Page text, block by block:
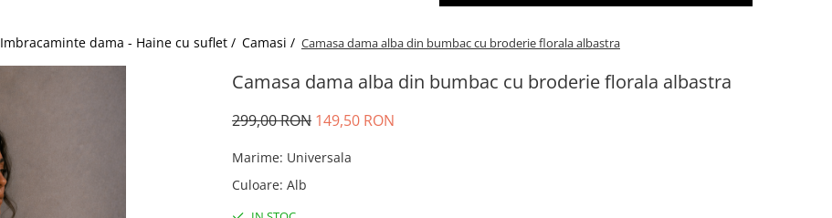
Imbracaminte dama - Haine cu suflet / Camasi / Camasa dama alba din bumbac cu broderie florala albastra
Camasa dama alba din bumbac cu broderie florala albastra
299,00 RON 149,50 RON
Marime: Universala
Culoare: Alb